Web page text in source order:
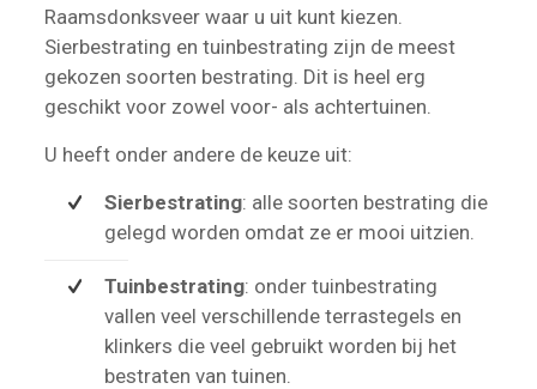
Raamsdonksveer waar u uit kunt kiezen.
Sierbestrating en tuinbestrating zijn de meest
gekozen soorten bestrating. Dit is heel erg
geschikt voor zowel voor- als achtertuinen.
U heeft onder andere de keuze uit:
Sierbestrating: alle soorten bestrating die
gelegd worden omdat ze er mooi uitzien.
Tuinbestrating: onder tuinbestrating
vallen veel verschillende terrastegels en
klinkers die veel gebruikt worden bij het
bestraten van tuinen.